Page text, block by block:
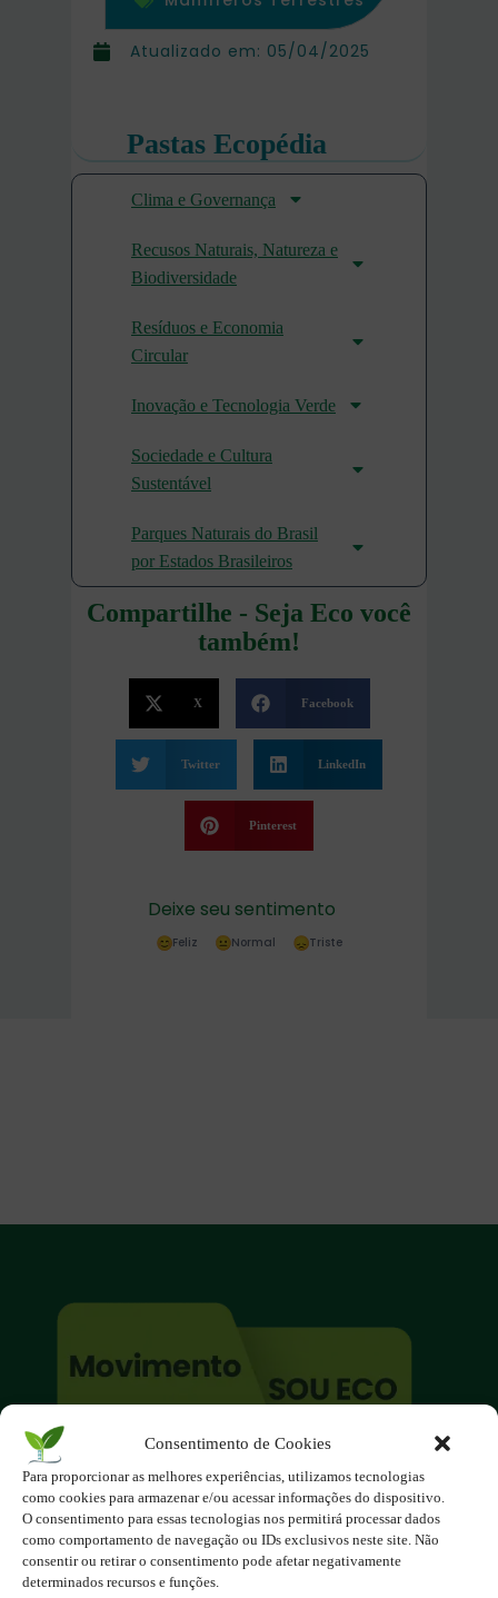
Consentimento de Cookies
Para proporcionar as melhores experiências, utilizamos tecnologias
como cookies para armazenar e/ou acessar informações do dispositivo.
O consentimento para essas tecnologias nos permitirá processar dados
como comportamento de navegação ou IDs exclusivos neste site. Não
consentir ou retirar o consentimento pode afetar negativamente
determinados recursos e funções.
Atualizado em: 05/04/2025
Pastas Ecopédia
Clima e Governança
Recusos Naturais, Natureza e
Biodiversidade
Resíduos e Economia
Circular
Inovação e Tecnologia Verde
Sociedade e Cultura
Sustentável
Parques Naturais do Brasil
por Estados Brasileiros
Compartilhe - Seja Eco você
também!
X Facebook
Twitter LinkedIn
Pinterest
Deixe seu sentimento
Feliz Normal Triste
O site é um movimento ambientalista!
Participe você também!
Podemos fazer muito
se nos unirmos!
Inscreva-se na Newsletter